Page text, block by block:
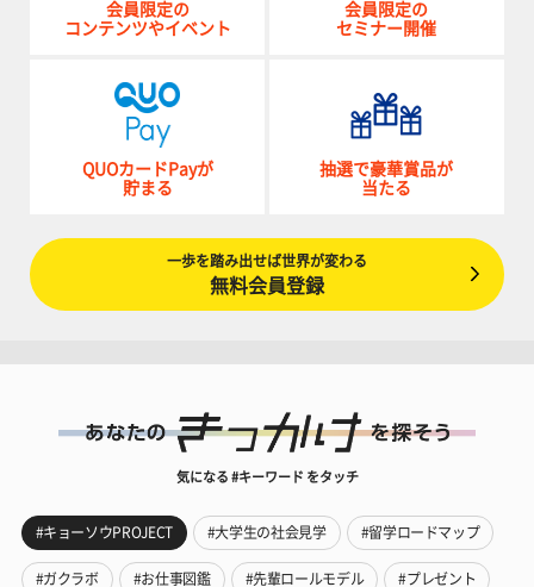
会員限定の
コンテンツやイベント
会員限定の
セミナー開催
QUOカードPayが
貯まる
抽選で豪華賞品が
当たる
一歩を踏み出せば世界が変わる
無料会員登録
気になる #キーワード をタッチ
#キョーソウPROJECT #大学生の社会見学 #留学ロードマップ
#ガクラボ #お仕事図鑑 #先輩ロールモデル #プレゼント